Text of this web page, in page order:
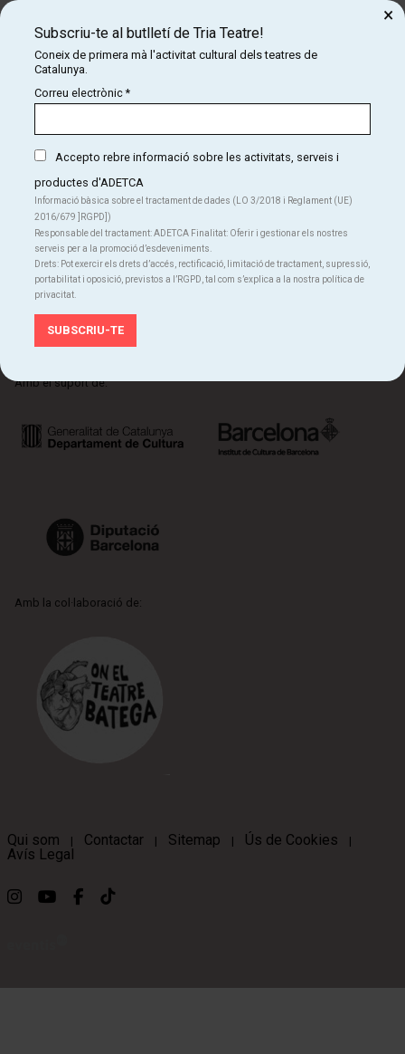
Coneix de primera mà l'activitat cultural dels teatres
de Catalunya.
Organitza:
Amb el suport de:
Amb la col·laboració de:
Qui som | Contactar | Sitemap | Ús de Cookies |
Avís Legal
Link a instagram
Link a youtube
Link a facebook
Link a ticktok
Subscriu-te al butlletí de Tria Teatre!
Coneix de primera mà l'activitat cultural dels teatres de
Catalunya.
Correu electrònic*
Accepto rebre informació sobre les activitats, serveis i
productes d'ADETCA
Informació bàsica sobre el tractament de dades (LO 3/2018 i Reglament (UE)
2016/679 ]RGPD])
Responsable del tractament: ADETCA Finalitat: Oferir i gestionar els nostres
serveis per a la promoció d’esdeveniments.
Drets: Pot exercir els drets d’accés, rectificació, limitació de tractament, supressió,
portabilitat i oposició, previstos a l’RGPD, tal com s’explica a la nostra política de
privacitat.
×